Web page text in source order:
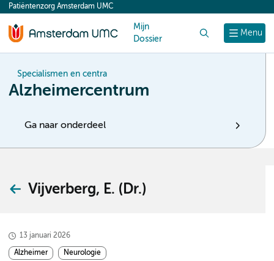
content
Menu
Patiëntenzorg Amsterdam UMC
Mijn
Dossier
Specialismen en centra
Alzheimercentrum
Ga naar onderdeel
Vijverberg, E. (Dr.)
13 januari 2026
Alzheimer Neurologie